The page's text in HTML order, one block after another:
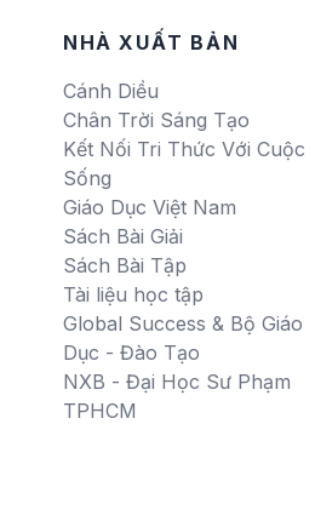
NHÀ XUẤT BẢN
Cánh Diều
Chân Trời Sáng Tạo
Kết Nối Tri Thức Với Cuộc
Sống
Giáo Dục Việt Nam
Sách Bài Giải
Sách Bài Tập
Tài liệu học tập
Global Success & Bộ Giáo
Dục - Đào Tạo
NXB - Đại Học Sư Phạm
TPHCM